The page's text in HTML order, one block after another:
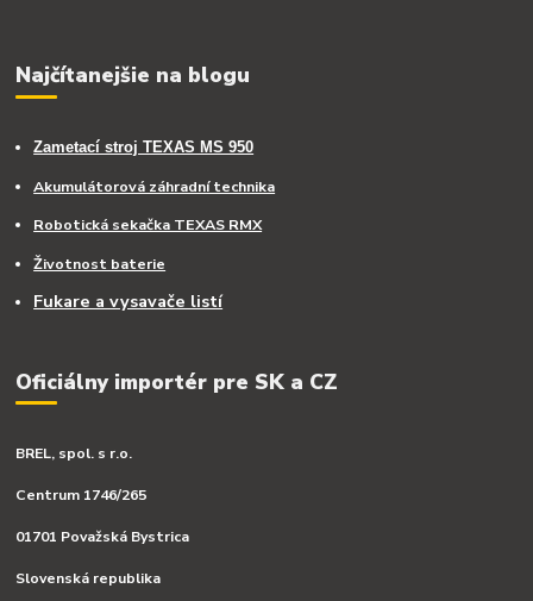
Najčítanejšie na blogu
Zametací stroj TEXAS MS 950
Akumulátorová záhradní technika
Robotická sekačka TEXAS RMX
Životnost baterie
Fukare a vysavače listí
Oficiálny importér pre SK a CZ
BREL, spol. s r.o.
Centrum 1746/265
01701 Považská Bystrica
Slovenská republika